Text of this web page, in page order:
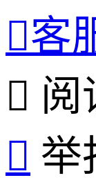
客
 阅
 举